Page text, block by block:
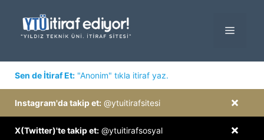
MENÜ
Sen de İtiraf Et: "Anonim" tıkla itiraf yaz.
×
Instagram'da takip et: @ytuitirafsitesi
×
X(Twitter)'te takip et: @ytuitirafsosyal